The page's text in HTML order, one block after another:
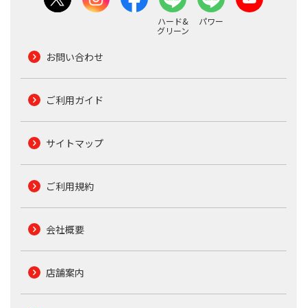
ハード&
グリーン
パワー
お問い合わせ
ご利用ガイド
サイトマップ
ご利用規約
会社概要
店舗案内